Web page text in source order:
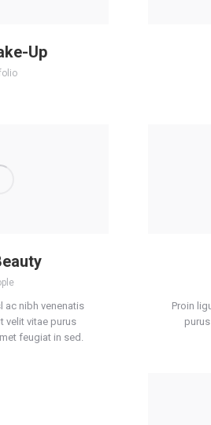
Up
ac nibh venenatis
velit vitae purus
feugiat in sed.
Proin